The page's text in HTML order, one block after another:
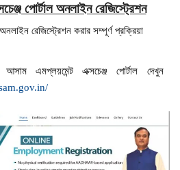
পোর্টাল অনলাইন রেজিস্ট্রেশন
রেজিস্ট্রেশন করার সম্পূর্ণ প্রক্রিয়া
এমপ্লয়মেন্ট এক্সচেঞ্জ পোর্টাল দেখুন